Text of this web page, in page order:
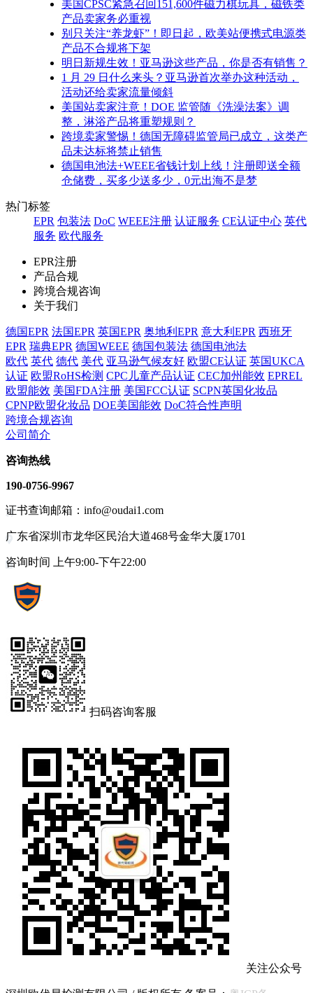
美国CPSC紧急召回151,600件磁力棋玩具，磁铁类
产品卖家务必重视
别只关注“养龙虾”！即日起，欧美站便携式电源类
产品不合规将下架
明日新规生效！亚马逊这些产品，你是否有销售？
1 月 29 日什么来头？亚马逊首次举办这种活动，
活动还给卖家流量倾斜
美国站卖家注意！DOE 监管随《洗澡法案》调
整，淋浴产品将重塑规则？
跨境卖家警惕！德国无障碍监管局已成立，这类产
品未达标将禁止销售
德国电池法+WEEE省钱计划上线！注册即送全额
仓储费，买多少送多少，0元出海不是梦
热门标签
EPR 包装法 DoC WEEE注册 认证服务 CE认证中心 英代
服务 欧代服务
EPR注册
产品合规
跨境合规咨询
关于我们
德国EPR 法国EPR 英国EPR 奥地利EPR 意大利EPR 西班牙
EPR 瑞典EPR 德国WEEE 德国包装法 德国电池法
欧代 英代 德代 美代 亚马逊气候友好 欧盟CE认证 英国UKCA
认证 欧盟RoHS检测 CPC儿童产品认证 CEC加州能效 EPREL
欧盟能效 美国FDA注册 美国FCC认证 SCPN英国化妆品
CPNP欧盟化妆品 DOE美国能效 DoC符合性声明
跨境合规咨询
公司简介
咨询热线
190-0756-9967
证书查询邮箱：info@oudai1.com
广东省深圳市龙华区民治大道468号金华大厦1701
咨询时间 上午9:00-下午22:00
扫码咨询客服
关注公众号